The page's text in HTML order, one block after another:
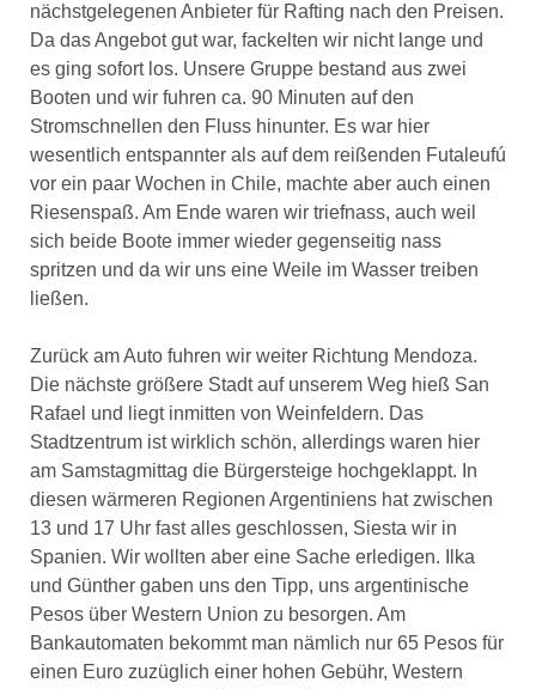
nächstgelegenen Anbieter für Rafting nach den Preisen.
Da das Angebot gut war, fackelten wir nicht lange und
es ging sofort los. Unsere Gruppe bestand aus zwei
Booten und wir fuhren ca. 90 Minuten auf den
Stromschnellen den Fluss hinunter. Es war hier
wesentlich entspannter als auf dem reißenden Futaleufú
vor ein paar Wochen in Chile, machte aber auch einen
Riesenspaß. Am Ende waren wir triefnass, auch weil
sich beide Boote immer wieder gegenseitig nass
spritzen und da wir uns eine Weile im Wasser treiben
ließen.
Zurück am Auto fuhren wir weiter Richtung Mendoza.
Die nächste größere Stadt auf unserem Weg hieß San
Rafael und liegt inmitten von Weinfeldern. Das
Stadtzentrum ist wirklich schön, allerdings waren hier
am Samstagmittag die Bürgersteige hochgeklappt. In
diesen wärmeren Regionen Argentiniens hat zwischen
13 und 17 Uhr fast alles geschlossen, Siesta wir in
Spanien. Wir wollten aber eine Sache erledigen. Ilka
und Günther gaben uns den Tipp, uns argentinische
Pesos über Western Union zu besorgen. Am
Bankautomaten bekommt man nämlich nur 65 Pesos für
einen Euro zuzüglich einer hohen Gebühr, Western